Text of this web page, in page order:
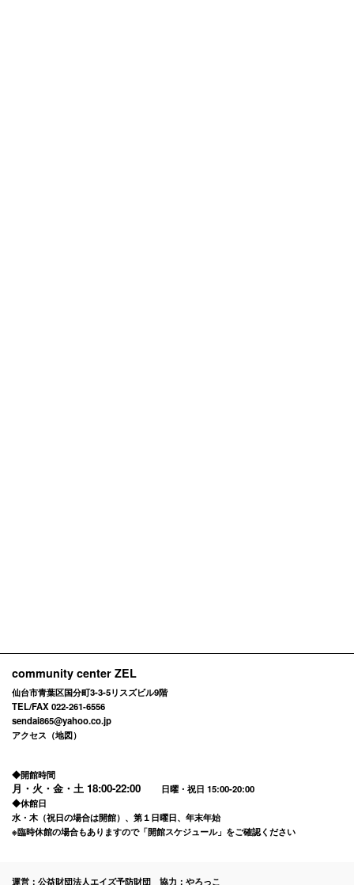
community center ZEL
仙台市青葉区国分町3-3-5リスズビル9階
TEL/FAX 022-261-6556
sendai865@yahoo.co.jp
アクセス（地図）
◆開館時間
月・火・金・土 18:00-22:00
日曜・祝日 15:00-20:00
◆休館日
水・木（祝日の場合は開館）、第１日曜日、年末年始
※臨時休館の場合もありますので「開館スケジュール」をご確認ください
運営：公益財団法人エイズ予防財団 協力：やろっこ